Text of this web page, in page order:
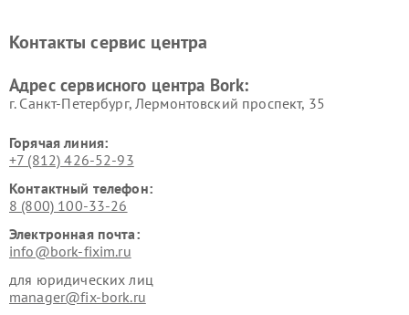
воздуха Bork
Bork
Bork
Контакты сервис центра
Адрес сервисного центра Bork:
г. Санкт-Петербург, Лермонтовский проспект, 35
Горячая линия:
+7 (812) 426-52-93
Контактный телефон:
8 (800) 100-33-26
Электронная почта:
info@bork-fixim.ru
для юридических лиц
manager@fix-bork.ru